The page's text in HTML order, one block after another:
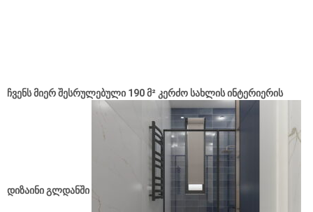
ჩვენს მიერ შესრულებული 190 მ² კერძო სახლის ინტერიერის
დიზაინი გლდანში